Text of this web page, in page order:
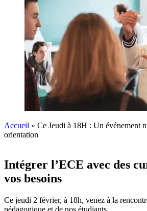
Accueil » Ce Jeudi à 18H : Un événement
orientation
Intégrer l’ECE avec des
vos besoins
Ce jeudi 2 février, à 18h, venez à la
pédagogique et de nos étudiants.